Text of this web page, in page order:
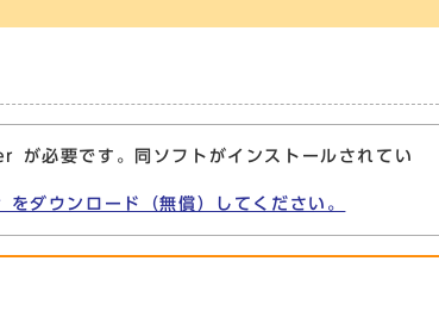
必要です。同ソフトがインストールされてい
ウンロード（無償）してください。